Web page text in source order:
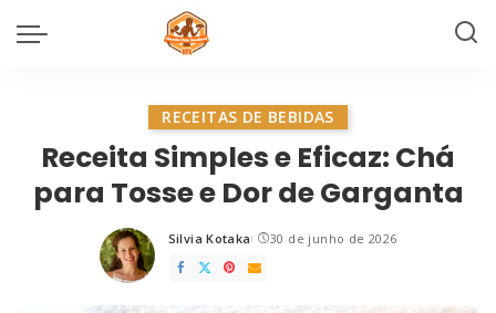
RECEITAS DE BEBIDAS
Receita Simples e Eficaz: Chá
para Tosse e Dor de Garganta
Posted
by
Silvia Kotaka 30 de junho de 2026